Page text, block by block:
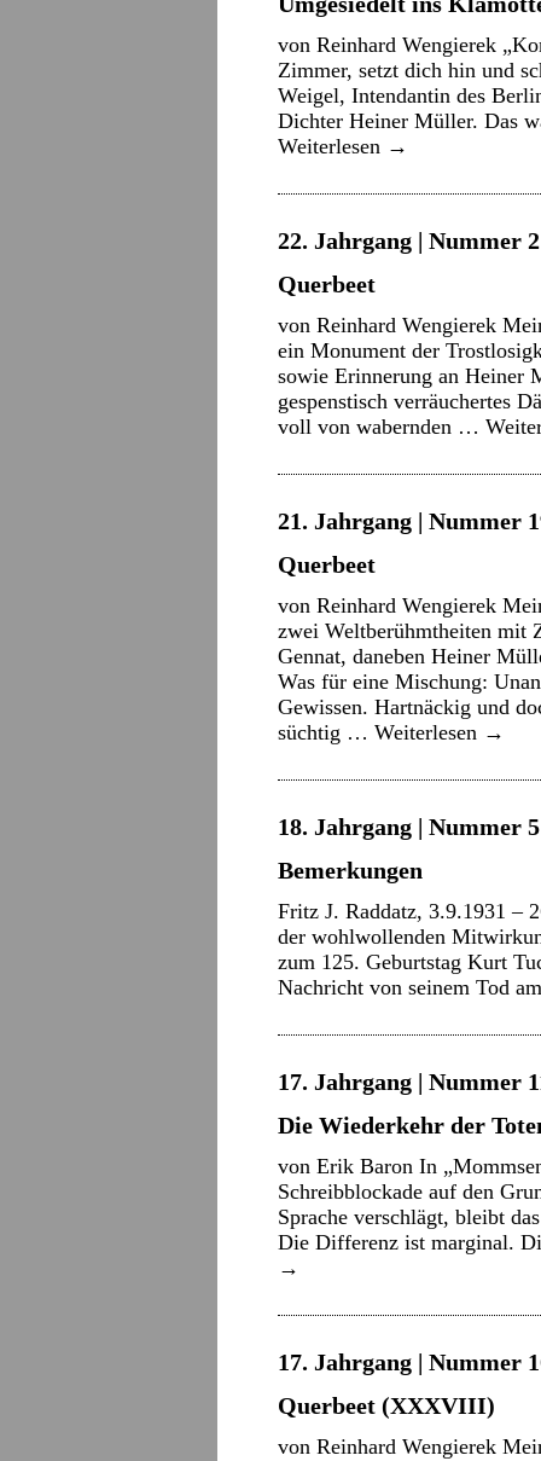
von Reinhard Wengierek
Zimmer, setzt dich hin und
Weigel, Intendantin des
Dichter Heiner Müller. Das
Weiterlesen →
22. Jahrgang | Nummer
Querbeet
von Reinhard Wengierek
ein Monument der
sowie Erinnerung an
gespenstisch verräuchertes
voll von wabernden …
21. Jahrgang | Nummer
Querbeet
von Reinhard Wengierek
zwei Weltberühmtheiten mit
Gennat, daneben Heiner
Was für eine Mischung:
Gewissen. Hartnäckig und
süchtig … Weiterlesen →
18. Jahrgang | Nummer
Bemerkungen
Fritz J. Raddatz, 3.9.1931 –
der wohlwollenden
zum 125. Geburtstag Kurt
Nachricht von seinem Tod
17. Jahrgang | Nummer
Die Wiederkehr der
von Erik Baron In
Schreibblockade auf den
Sprache verschlägt, bleibt
Die Differenz ist marginal.
→
17. Jahrgang | Nummer
Querbeet (XXXVIII)
von Reinhard Wengierek